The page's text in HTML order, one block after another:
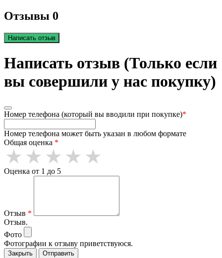
Отзывы 0
Написать отзыв
Написать отзыв (Только если
вы совершили у нас покупку)
Номер телефона (который вы вводили при покупке)*
Номер телефона может быть указан в любом формате
Общая оценка *
Оценка от 1 до 5
Отзыв *
Отзыв.
Фото
Фотографии к отзыву приветствуюся.
Закрыть Отправить